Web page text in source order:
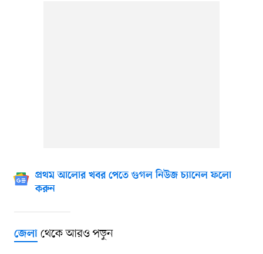
প্রথম আলোর খবর পেতে গুগল নিউজ চ্যানেল ফলো
করুন
জেলাথেকে আরও পড়ুন